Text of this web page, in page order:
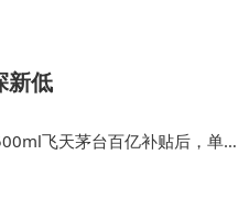
新低
飞天茅台百亿补贴后，单瓶